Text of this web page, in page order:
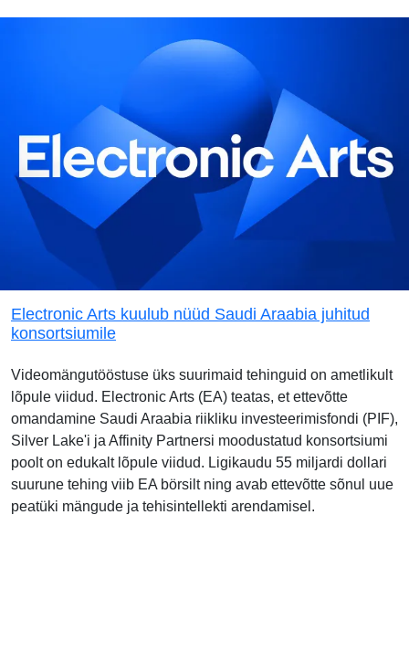
Electronic Arts kuulub nüüd Saudi Araabia juhitud
konsortsiumile
Videomängutööstuse üks suurimaid tehinguid on ametlikult
lõpule viidud. Electronic Arts (EA) teatas, et ettevõtte
omandamine Saudi Araabia riikliku investeerimisfondi (PIF),
Silver Lake'i ja Affinity Partnersi moodustatud konsortsiumi
poolt on edukalt lõpule viidud. Ligikaudu 55 miljardi dollari
suurune tehing viib EA börsilt ning avab ettevõtte sõnul uue
peatüki mängude ja tehisintellekti arendamisel.